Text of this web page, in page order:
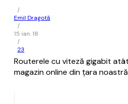
/
Emil Dragotă
/
15 ian. 18
/
23
Routerele cu viteză gigabit
magazin online din țara